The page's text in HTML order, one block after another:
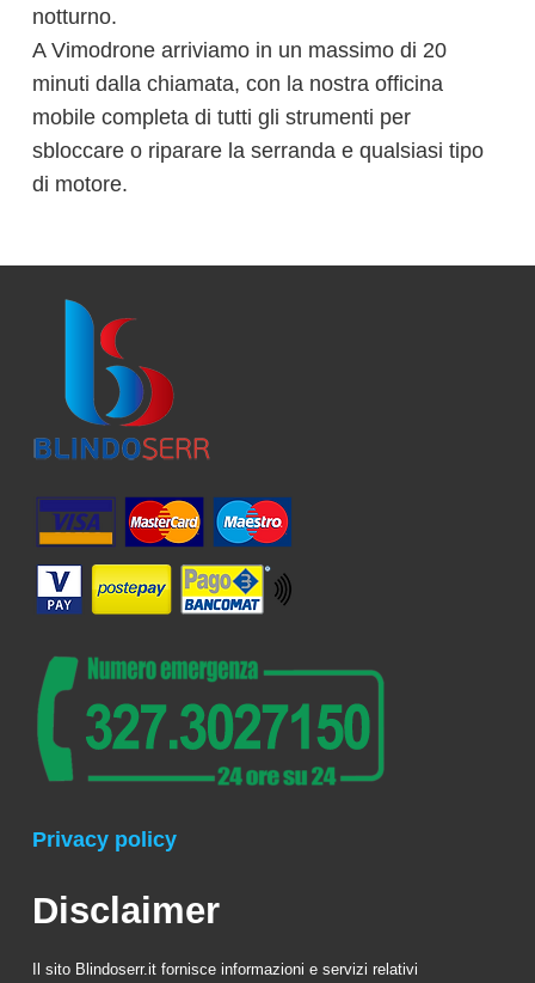
notturno.
A Vimodrone arriviamo in un massimo di 20
minuti dalla chiamata, con la nostra officina
mobile completa di tutti gli strumenti per
sbloccare o riparare la serranda e qualsiasi tipo
di motore.
Privacy policy
Disclaimer
Il sito Blindoserr.it fornisce informazioni e servizi relativi